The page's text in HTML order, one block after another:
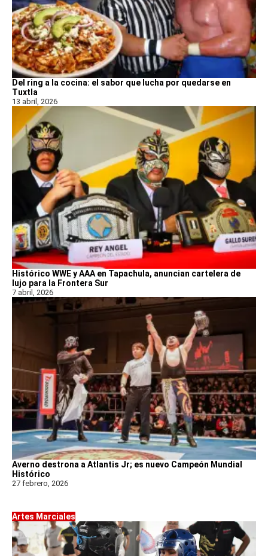
Del ring a la cocina: el sabor que lucha por quedarse en
Tuxtla
13 abril, 2026
Histórico WWE y AAA en Tapachula, anuncian cartelera de
lujo para la Frontera Sur
7 abril, 2026
Averno destrona a Atlantis Jr; es nuevo Campeón Mundial
Histórico
27 febrero, 2026
Artes Marciales